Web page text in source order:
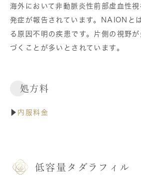
海外において⾮動脈炎性前部虚⾎性
発症が報告されています。NAIONと
る原因不明の疾患です。片側の視野
づくことが多いとされています。
処方料
▶ 内服料金
低容量タダラフィル